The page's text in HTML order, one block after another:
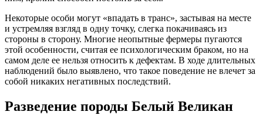
Некоторые особи могут «впадать в транс», застывая на месте
и устремляя взгляд в одну точку, слегка покачиваясь из
стороны в сторону. Многие неопытные фермеры пугаются
этой особенности, считая ее психологическим браком, но на
самом деле ее нельзя относить к дефектам. В ходе длительных
наблюдений было выявлено, что такое поведение не влечет за
собой никаких негативных последствий.
Разведение породы Белый Великан